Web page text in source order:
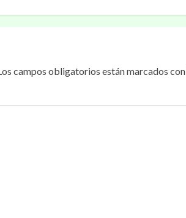
campos obligatorios están marcados con